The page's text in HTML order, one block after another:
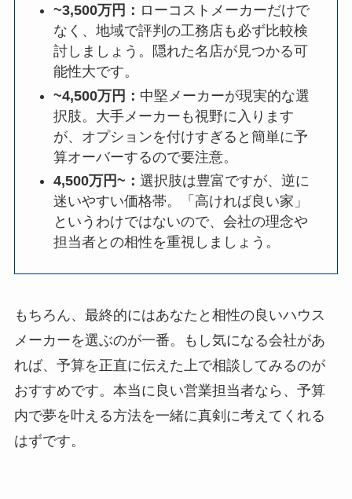
~3,500万円： ローコストメーカーだけで
なく、地域で評判の工務店も必ず比較検
討しましょう。隠れた名店が見つかる可
能性大です。
~4,500万円： 中堅メーカーが現実的な選
択肢。大手メーカーも視野に入ります
が、オプションを付けすぎると簡単に予
算オーバーするので要注意。
4,500万円~：選択肢は豊富ですが、逆に
迷いやすい価格帯。「高ければ良い家」
というわけではないので、会社の理念や
担当者との相性を重視しましょう。
もちろん、最終的にはあなたと相性の良いハウス
メーカーを選ぶのが一番。もし気になる会社があ
れば、予算を正直に伝えた上で相談してみるのが
おすすめです。本当に良い営業担当者なら、予算
内で夢を叶える方法を一緒に真剣に考えてくれる
はずです。